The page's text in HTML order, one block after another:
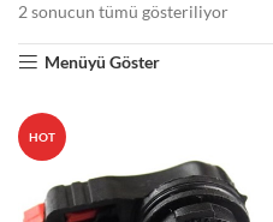
2 sonucun tümü gösteriliyor
Menüyü Göster
HOT